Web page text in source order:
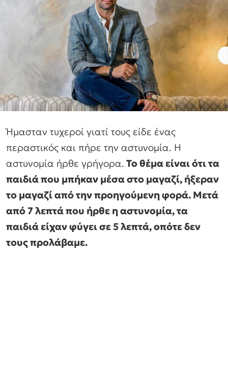
Ήμασταν τυχεροί γιατί τους είδε ένας
περαστικός και πήρε την αστυνομία. Η
αστυνομία ήρθε γρήγορα. Το θέμα είναι ότι τα
παιδιά που μπήκαν μέσα στο μαγαζί, ήξεραν
το μαγαζί από την προηγούμενη φορά. Μετά
από 7 λεπτά που ήρθε η αστυνομία, τα
παιδιά είχαν φύγει σε 5 λεπτά, οπότε δεν
τους προλάβαμε.